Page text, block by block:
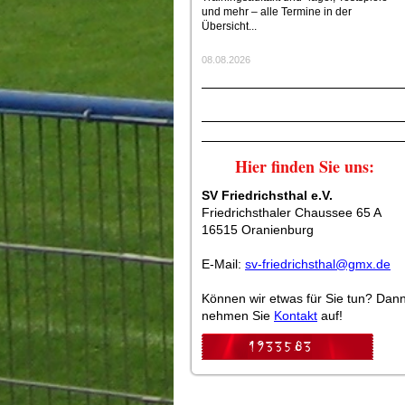
und mehr – alle Termine in der
Übersicht...
08.08.2026
Hier finden Sie uns:
SV Friedrichsthal e.V.
Friedrichsthaler Chaussee 65 A
16515 Oranienburg
E-Mail: sv-friedrichsthal@gmx.de
Können wir etwas für Sie tun?
nehmen Sie Kontakt auf!